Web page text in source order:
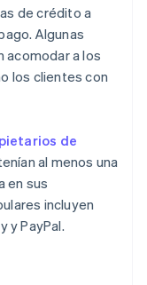
de crédito a
Algunas
acomodar a los
los clientes con
de
al menos una
en sus
incluyen
y PayPal.